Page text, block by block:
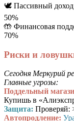
🕊️ Пассивный доход
50%
🤲 Финансовая
70%
Риски и
Сегодня Меркурий
Главные угрозы:
Поддельный
Купишь в
Защита: Проверяй:
Автопродление: